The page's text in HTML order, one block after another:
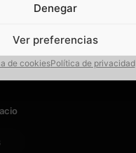
Denegar
Ver preferencias
de cookiesPolítica de privacidad